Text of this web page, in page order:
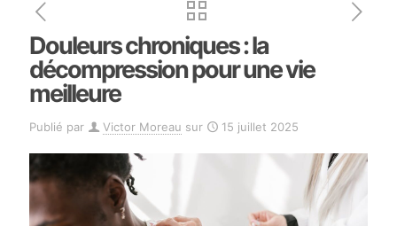
Douleurs chroniques : la
décompression pour une vie
meilleure
Publié par Victor Moreau sur 15 juillet 2025